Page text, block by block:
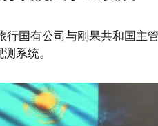
行国有公司与刚果共和国主
系统。